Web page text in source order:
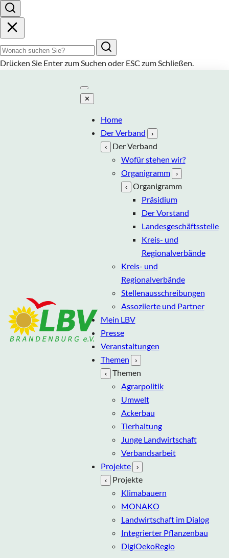
Suchbegriff
Drücken Sie Enterzum Suchen oder ESCzum Schließen.
✕
Home
Der Verband
›
‹
Der Verband
Wofür stehen wir?
Organigramm
›
‹
Organigramm
Präsidium
Der Vorstand
Landesgeschäftsstelle
Kreis- und
Regionalverbände
Kreis- und
Regionalverbände
Stellenausschreibungen
Assoziierte und Partner
Mein LBV
Presse
Veranstaltungen
Themen
›
‹
Themen
Agrarpolitik
Umwelt
Ackerbau
Tierhaltung
Junge Landwirtschaft
Verbandsarbeit
Projekte
›
‹
Projekte
Klimabauern
MONAKO
Landwirtschaft im Dialog
Integrierter Pflanzenbau
DigiOekoRegio